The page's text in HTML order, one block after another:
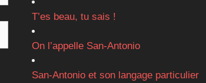
T’es beau, tu sais !
On l’appelle San-Antonio
San-Antonio et son langage particulier